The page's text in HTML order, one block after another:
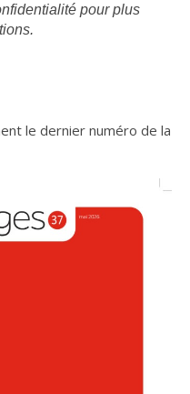
pour plus
le dernier numéro de la